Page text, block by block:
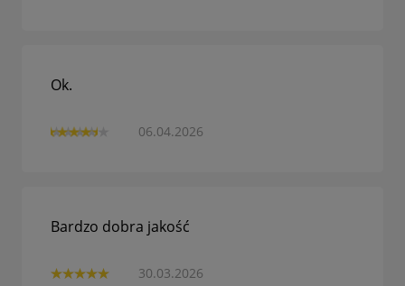
06.04.2026
Ok.
30.03.2026
Bardzo dobra jakość